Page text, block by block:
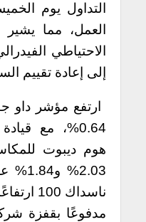
التداول يوم
العمل، مما
الاحتياطي
إلى إعادة تقييم
0.64%، مع
هوم ديبوت
مدفوعًا بقفزة